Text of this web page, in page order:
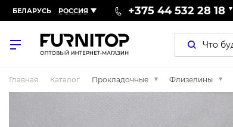
БЕЛАРУСЬ РОССИЯ +375 44 532 28 18
Главная Каталог Прокладочные Флизелины